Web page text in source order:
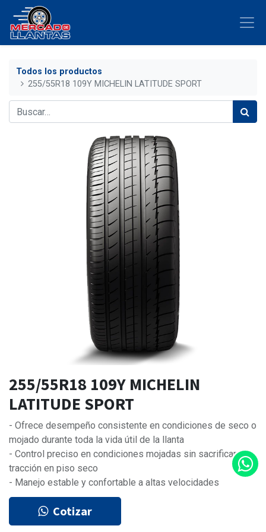
Todos los productos
255/55R18 109Y MICHELIN LATITUDE SPORT
255/55R18 109Y MICHELIN
LATITUDE SPORT
- Ofrece desempeño consistente en condiciones de seco o
mojado durante toda la vida útil de la llanta
- Control preciso en condiciones mojadas sin sacrificar
tracción en piso seco
- Manejo estable y confortable a altas velocidades
Cotizar